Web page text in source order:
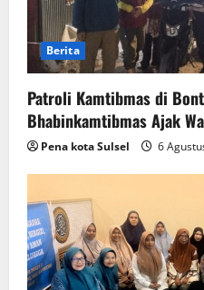
Berita
Patroli Kamtibmas di
Bhabinkamtibmas Ajak
Pena kota Sulsel 6